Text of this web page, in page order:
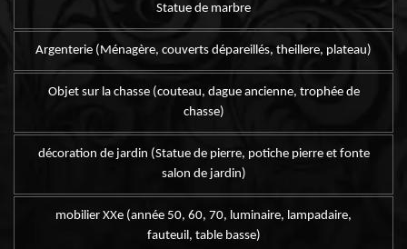
Statue de marbre
Argenterie (Ménagère, couverts dépareillés, theillere, plateau)
Objet sur la chasse (couteau, dague ancienne, trophée de
chasse)
décoration de jardin (Statue de pierre, potiche pierre et fonte
salon de jardin)
mobilier XXe (année 50, 60, 70, luminaire, lampadaire,
fauteuil, table basse)